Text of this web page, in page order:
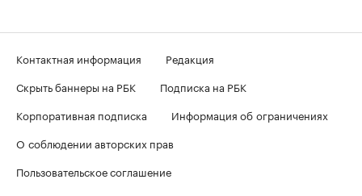
Контактная информация
Редакция
Скрыть баннеры на РБК
Подписка на РБК
Корпоративная подписка
Информация об ограничениях
О соблюдении авторских прав
Пользовательское соглашение